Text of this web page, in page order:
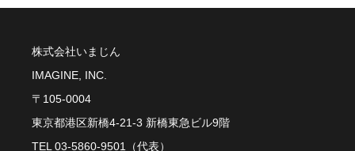
株式会社いまじん
IMAGINE, INC.
〒105-0004
東京都港区新橋4-21-3 新橋東急ビル9階
TEL 03-5860-9501（代表）